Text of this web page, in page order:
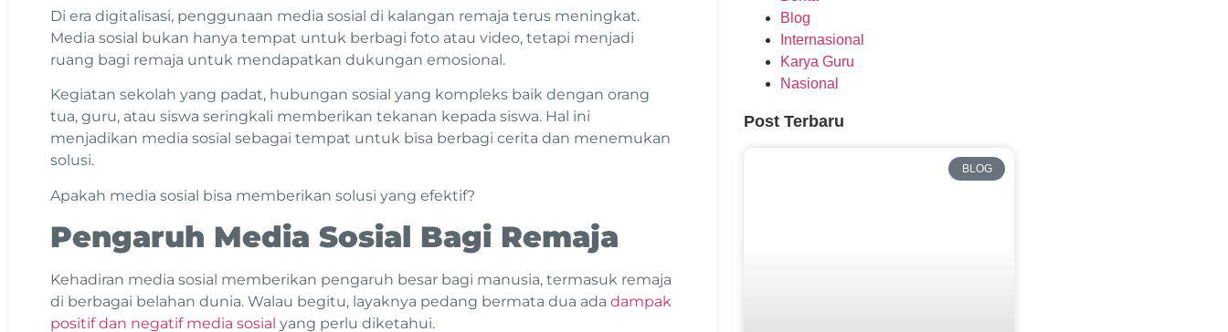
Di era digitalisasi, penggunaan media sosial di kalangan remaja terus meningkat.
Media sosial bukan hanya tempat untuk berbagi foto atau video, tetapi menjadi
ruang bagi remaja untuk mendapatkan dukungan emosional.
Kegiatan sekolah yang padat, hubungan sosial yang kompleks baik dengan orang
tua, guru, atau siswa seringkali memberikan tekanan kepada siswa. Hal ini
menjadikan media sosial sebagai tempat untuk bisa berbagi cerita dan menemukan
solusi.
Apakah media sosial bisa memberikan solusi yang efektif?
Pengaruh Media Sosial Bagi Remaja
Kehadiran media sosial memberikan pengaruh besar bagi manusia, termasuk remaja
di berbagai belahan dunia. Walau begitu, layaknya pedang bermata dua ada dampak
positif dan negatif media sosial yang perlu diketahui.
Blog
Internasional
Karya Guru
Nasional
Post Terbaru
BLOG